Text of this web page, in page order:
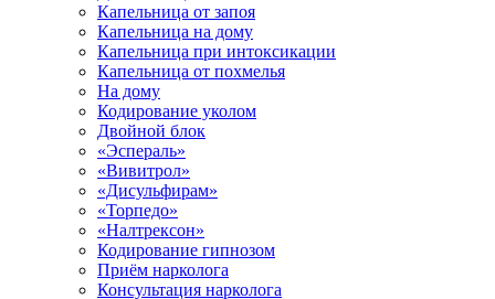
Капельница от запоя
Капельница на дому
Капельница при интоксикации
Капельница от похмелья
На дому
Кодирование уколом
Двойной блок
«Эспераль»
«Вивитрол»
«Дисульфирам»
«Торпедо»
«Налтрексон»
Кодирование гипнозом
Приём нарколога
Консультация нарколога